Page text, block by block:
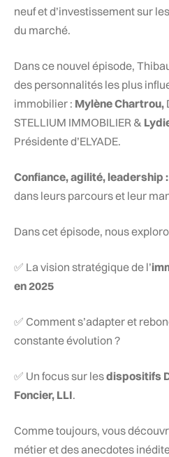
neuf et d’investissement sur
du marché.
Dans ce nouvel épisode,
des personnalités les plus
immobilier : Mylène Chartrou,
STELLIUM IMMOBILIER &
Présidente d’ELYADE.
Confiance, agilité, leadership :
dans leurs parcours et leur
Dans cet épisode, nous
✅ La vision stratégique de l’
en 2025
✅ Comment s’adapter et
constante évolution ?
✅ Un focus sur lesdispositifs
Foncier, LLI.
Comme toujours, vous
métier et des anecdotes